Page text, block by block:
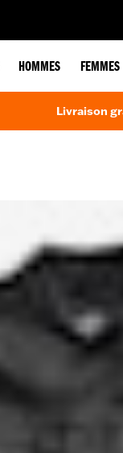
HOMMES FEMMES
Livraison